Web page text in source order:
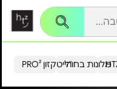
הייטקזון PRO²מלונות בחו"ל